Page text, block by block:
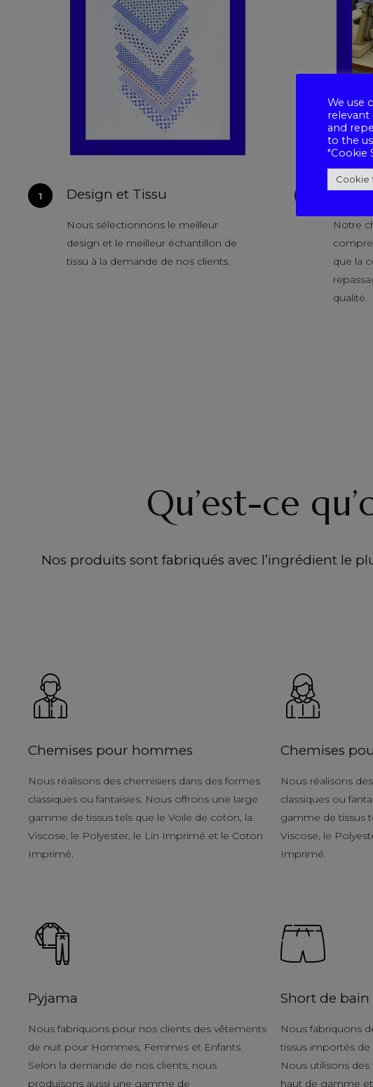
Design et Tissu
Nous sélectionnons le meilleur
design et le meilleur échantillon de
tissu à la demande de nos clients.
Notre
que la
qualité.
Qu’est-ce
Nos produits sont fabriqués avec l’ingrédient le
Chemises pour hommes
Nous réalisons des chemisiers dans des formes
classiques ou fantaisies. Nous offrons une large
gamme de tissus tels que le Voile de coton, la
Viscose, le Polyester, le Lin Imprimé et le Coton
Imprimé.
Chemises
Nous réalisons
classiques ou
gamme de tissus
Viscose, le
Imprimé.
Pyjama
Nous fabriquons pour nos clients des vêtements
de nuit pour Hommes, Femmes et Enfants.
Selon la demande de nos clients, nous
produisons aussi une gamme de
Short de bain
Nous fabriquons
tissus importés de
Nous utilisons
haut de gamme
We use
and
to the
"Cookie
Cookie